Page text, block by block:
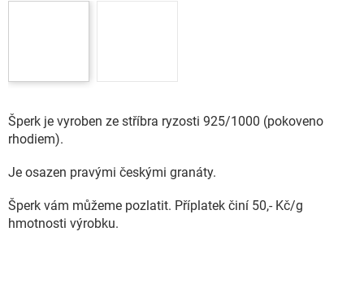
Šperk je vyroben ze stříbra ryzosti 925/1000 (pokoveno
rhodiem).
Je osazen pravými českými granáty.
Šperk vám můžeme pozlatit. Příplatek činí 50,- Kč/g
hmotnosti výrobku.